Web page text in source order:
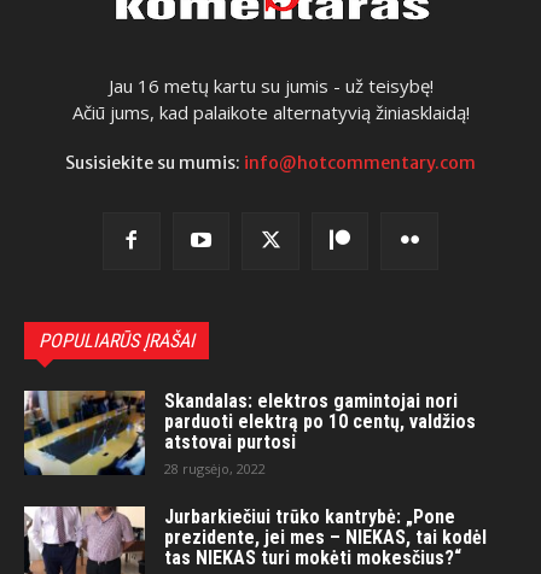
Jau 16 metų kartu su jumis - už teisybę!
Ačiū jums, kad palaikote alternatyvią žiniasklaidą!
Susisiekite su mumis: info@hotcommentary.com
POPULIARŪS ĮRAŠAI
Skandalas: elektros gamintojai nori
parduoti elektrą po 10 centų, valdžios
atstovai purtosi
28 rugsėjo, 2022
Jurbarkiečiui trūko kantrybė: „Pone
prezidente, jei mes – NIEKAS, tai kodėl
tas NIEKAS turi mokėti mokesčius?“